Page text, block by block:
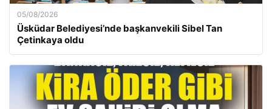
05/08/2026
Üsküdar Belediyesi’nde başkanvekili Sibel Tan
Çetinkaya oldu